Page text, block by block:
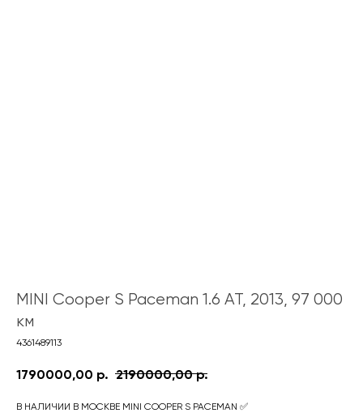
MINI Cooper S Paceman 1.6 AT, 2013, 97 000
км
4361489113
1790000,00 р. 2190000,00 р.
В НАЛИЧИИ В МОСКВЕ MINI COOPER S PACEMAN ✅